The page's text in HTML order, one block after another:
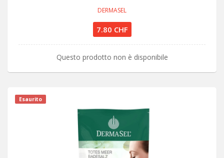
DERMASEL
7.80 CHF
Questo prodotto non è disponibile
Esaurito